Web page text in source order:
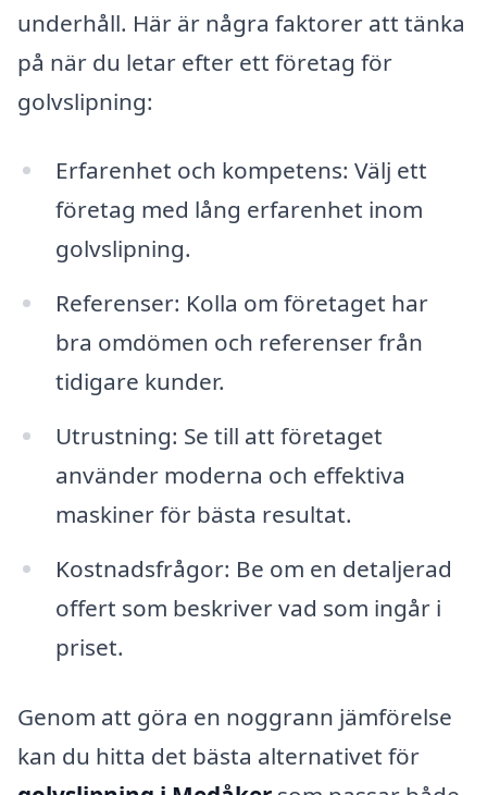
underhåll. Här är några faktorer att tänka
på när du letar efter ett företag för
golvslipning:
Erfarenhet och kompetens: Välj ett
företag med lång erfarenhet inom
golvslipning.
Referenser: Kolla om företaget har
bra omdömen och referenser från
tidigare kunder.
Utrustning: Se till att företaget
använder moderna och effektiva
maskiner för bästa resultat.
Kostnadsfrågor: Be om en detaljerad
offert som beskriver vad som ingår i
priset.
Genom att göra en noggrann jämförelse
kan du hitta det bästa alternativet för